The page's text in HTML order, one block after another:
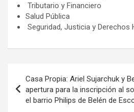
Tributario y Financiero
Salud Pública
Seguridad, Justicia y Derechos
de
entradas
Casa Propia: Ariel Sujarchuk y
apertura para la inscripción al
el barrio Philips de Belén de